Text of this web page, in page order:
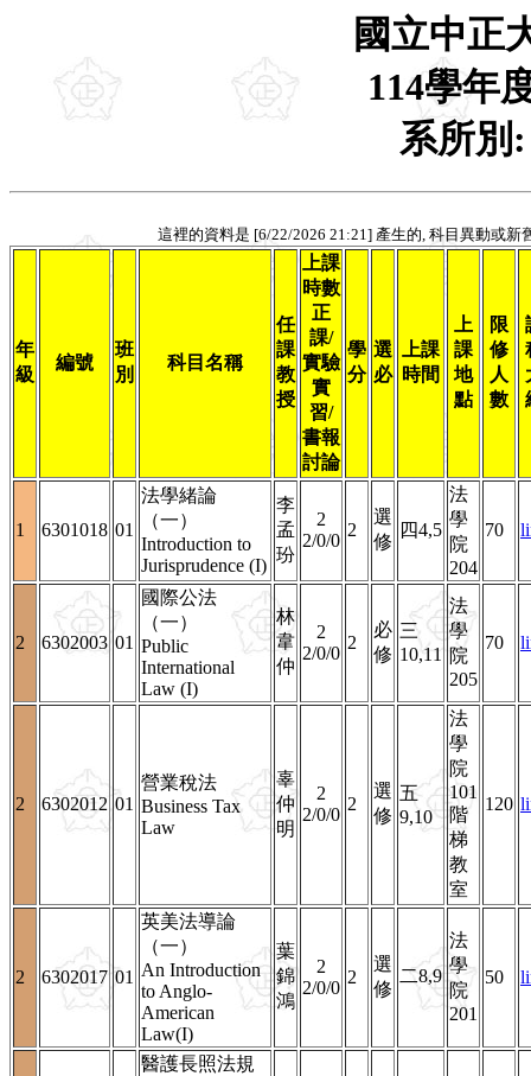
國立中正
114學年
系所別
這裡的資料是 [6/22/2026 21:21] 產生的, 科目異動或
年
級
編號
班
別
科目名稱
任
課
教
授
上課
時數
正
課/
實驗
實
習/
書報
討論
學
分
選
必
上課
時間
上
課
地
點
限
修
人
數
1 6301018 01
法學緒論
（一）
Introduction to
Jurisprudence (I)
李
孟
玢
2
2/0/0
2
選
修
四4,5
法
學
院
204
70
2 6302003 01
國際公法
（一）
Public
International
Law (I)
林
韋
仲
2
2/0/0
2
必
修
三
10,11
法
學
院
205
70
2 6302012 01
營業稅法
Business Tax
Law
辜
仲
明
2
2/0/0
2
選
修
五
9,10
法
學
院
101
階
梯
教
室
120
2 6302017 01
英美法導論
（一）
An Introduction
to Anglo-
American
Law(I)
葉
錦
鴻
2
2/0/0
2
選
修
二8,9
法
學
院
201
50
醫護長照法規